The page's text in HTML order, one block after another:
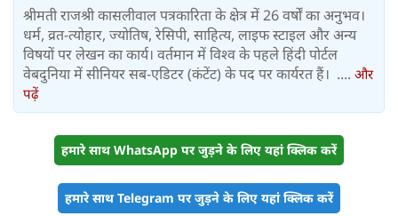
श्रीमती राजश्री कासलीवाल पत्रकारिता के क्षेत्र में 26 वर्षों का अनुभव।
धर्म, व्रत-त्योहार, ज्योतिष, रेसिपी, साहित्य, लाइफ स्टाइल और अन्य
विषयों पर लेखन का कार्य। वर्तमान में विश्‍व के पहले हिंदी पोर्टल
वेबदुनिया में सीनियर सब-एडिटर (कंटेंट) के पद पर कार्यरत हैं। .... और
पढ़ें
हमारे साथ WhatsApp पर जुड़ने के लिए यहां क्लिक करें
हमारे साथ Telegram पर जुड़ने के लिए यहां क्लिक करें